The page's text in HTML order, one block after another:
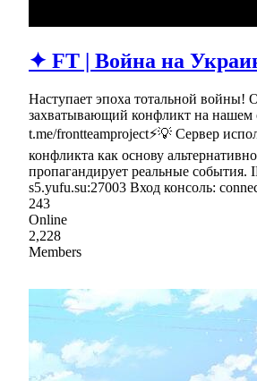
✦ FT | Война на
Наступает эпоха тотальной войны!
захватывающий конфликт на нашем
t.me/frontteamproject⚡💡 Сервер
конфликта как основу
пропагандирует реальные события.
s5.yufu.su:27003 Вход консоль:
243
Online
2,228
Members